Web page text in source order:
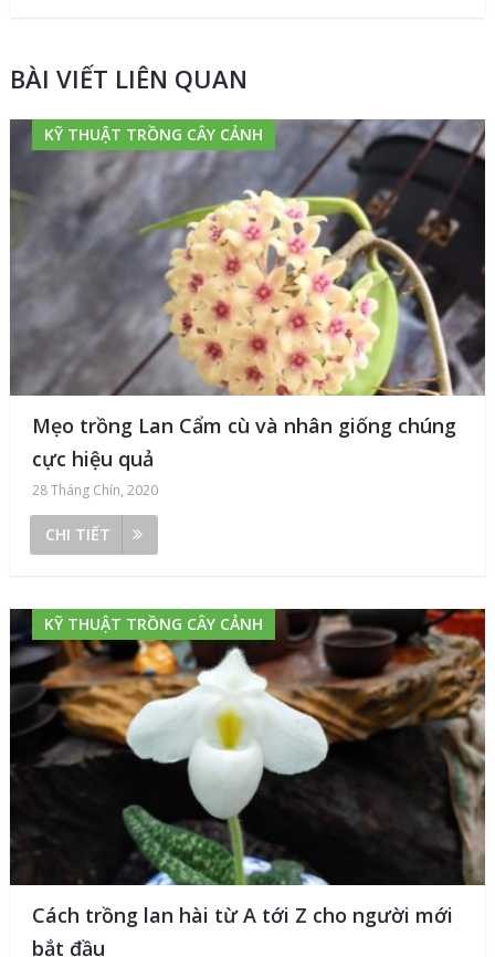
BÀI VIẾT LIÊN QUAN
KỸ THUẬT TRỒNG CÂY CẢNH
Mẹo trồng Lan Cẩm cù và nhân giống chúng
cực hiệu quả
28 Tháng Chín, 2020
CHI TIẾT
KỸ THUẬT TRỒNG CÂY CẢNH
Cách trồng lan hài từ A tới Z cho người mới
bắt đầu